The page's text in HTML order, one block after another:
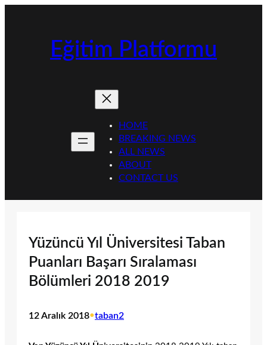
Eğitim Platformu
HOME
BREAKING NEWS
ALL NEWS
ABOUT
CONTACT US
Yüzüncü Yıl Üniversitesi Taban
Puanları Başarı Sıralaması
Bölümleri 2018 2019
12 Aralık 2018•taban2